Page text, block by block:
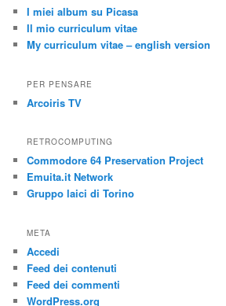
I miei album su Picasa
Il mio curriculum vitae
My curriculum vitae – english version
PER PENSARE
Arcoiris TV
RETROCOMPUTING
Commodore 64 Preservation Project
Emuita.it Network
Gruppo laici di Torino
META
Accedi
Feed dei contenuti
Feed dei commenti
WordPress.org